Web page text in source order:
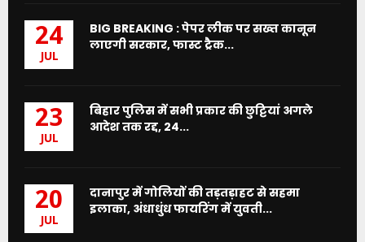
24
JUL
BIG BREAKING : पेपर लीक पर सख्त कानून
लाएगी सरकार, फास्ट ट्रैक...
23
JUL
बिहार पुलिस में सभी प्रकार की छुट्टियां अगले
आदेश तक रद्द, 24...
20
JUL
दानापुर में गोलियों की तड़तड़ाहट से सहमा
इलाका, अंधाधुंध फायरिंग में युवती...